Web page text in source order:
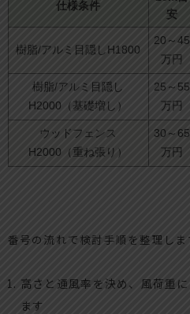
仕様条件
安
樹脂/アルミ目隠しH1800
20～45
万円
樹脂/アルミ目隠し
H2000（基礎増し）
25～55
万円
ウッドフェンス
H2000（重ね張り）
30～65
万円
番号の流れで検討手順を整理しま
高さと通風率を決め、風荷重
ます